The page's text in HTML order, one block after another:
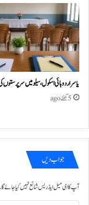
یاسر اردو ہائی اسکول، سیلو میں سرپرستوں
5 گھنٹے ago
جواب دیں
آپ کا ای میل ایڈریس شائع نہیں کیا جائے